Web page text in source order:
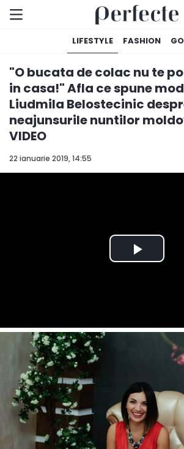
LIFESTYLE FASHION
22 ianuarie 2019, 14:55
"O bucata de colac nu te
in casa!" Afla ce spune
Liudmila Belostecinic
neajunsurile nuntilor
VIDEO